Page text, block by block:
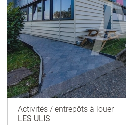
Activités / entrepôts à louer
LES ULIS